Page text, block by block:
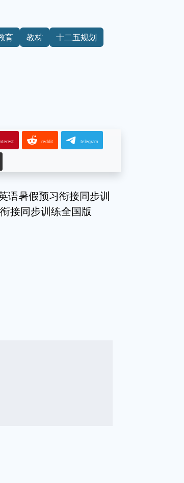
育 教材
十二五规划
reddit telegram
语暑假预习衔接同步训
接同步训练全国版